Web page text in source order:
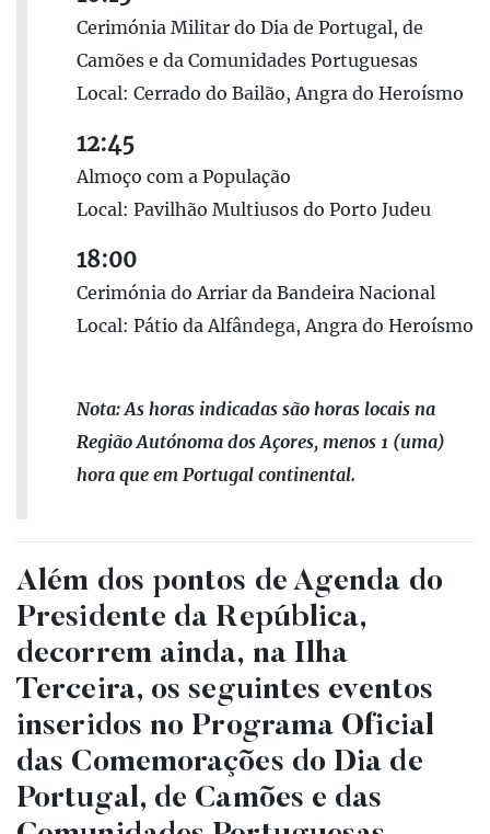
Cerimónia Militar do Dia de Portugal, de
Camões e da Comunidades Portuguesas
Local: Cerrado do Bailão, Angra do Heroísmo
12:45
Almoço com a População
Local: Pavilhão Multiusos do Porto Judeu
18:00
Cerimónia do Arriar da Bandeira Nacional
Local: Pátio da Alfândega, Angra do Heroísmo
Nota: As horas indicadas são horas locais na
Região Autónoma dos Açores, menos 1 (uma)
hora que em Portugal continental.
Além dos pontos de Agenda do
Presidente da República,
decorrem ainda, na Ilha
Terceira, os seguintes eventos
inseridos no Programa Oficial
das Comemorações do Dia de
Portugal, de Camões e das